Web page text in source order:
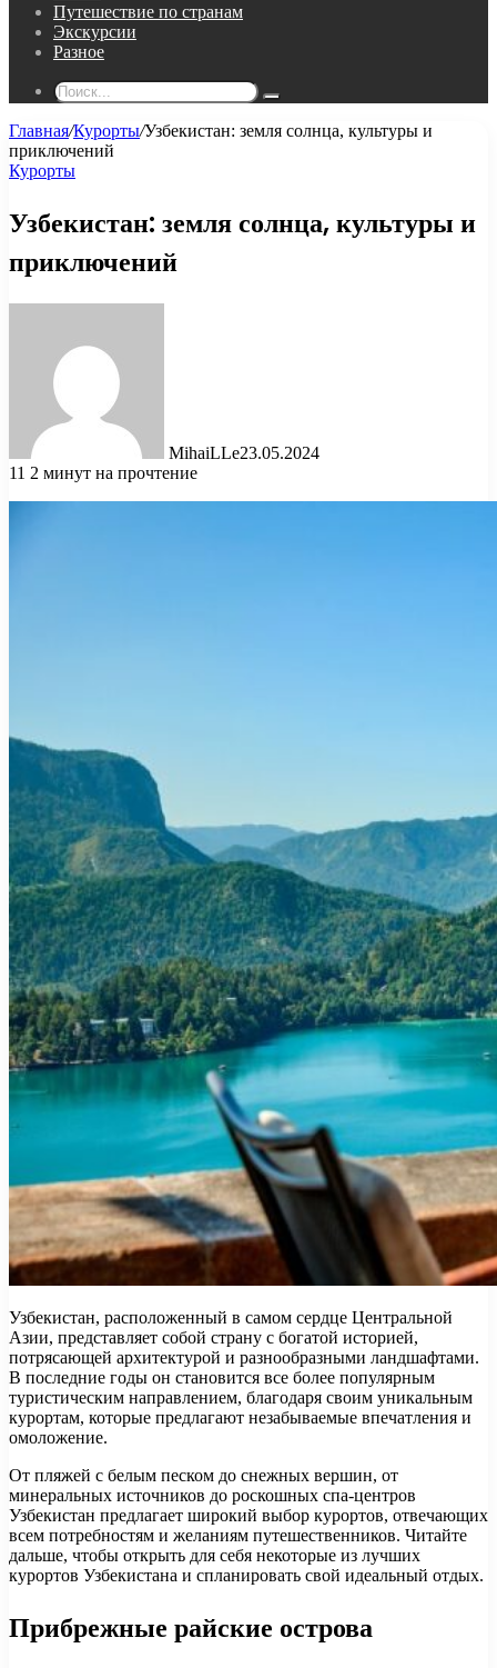
Путешествие по странам
Экскурсии
Разное
Поиск...
Главная/Курорты/Узбекистан: земля солнца, культуры и
приключений
Курорты
Узбекистан: земля солнца, культуры и
приключений
MihaiLLe23.05.2024
11 2 минут на прочтение
Узбекистан, расположенный в самом сердце Центральной
Азии, представляет собой страну с богатой историей,
потрясающей архитектурой и разнообразными ландшафтами.
В последние годы он становится все более популярным
туристическим направлением, благодаря своим уникальным
курортам, которые предлагают незабываемые впечатления и
омоложение.
От пляжей с белым песком до снежных вершин, от
минеральных источников до роскошных спа-центров
Узбекистан предлагает широкий выбор курортов, отвечающих
всем потребностям и желаниям путешественников. Читайте
дальше, чтобы открыть для себя некоторые из лучших
курортов Узбекистана и спланировать свой идеальный отдых.
Прибрежные райские острова